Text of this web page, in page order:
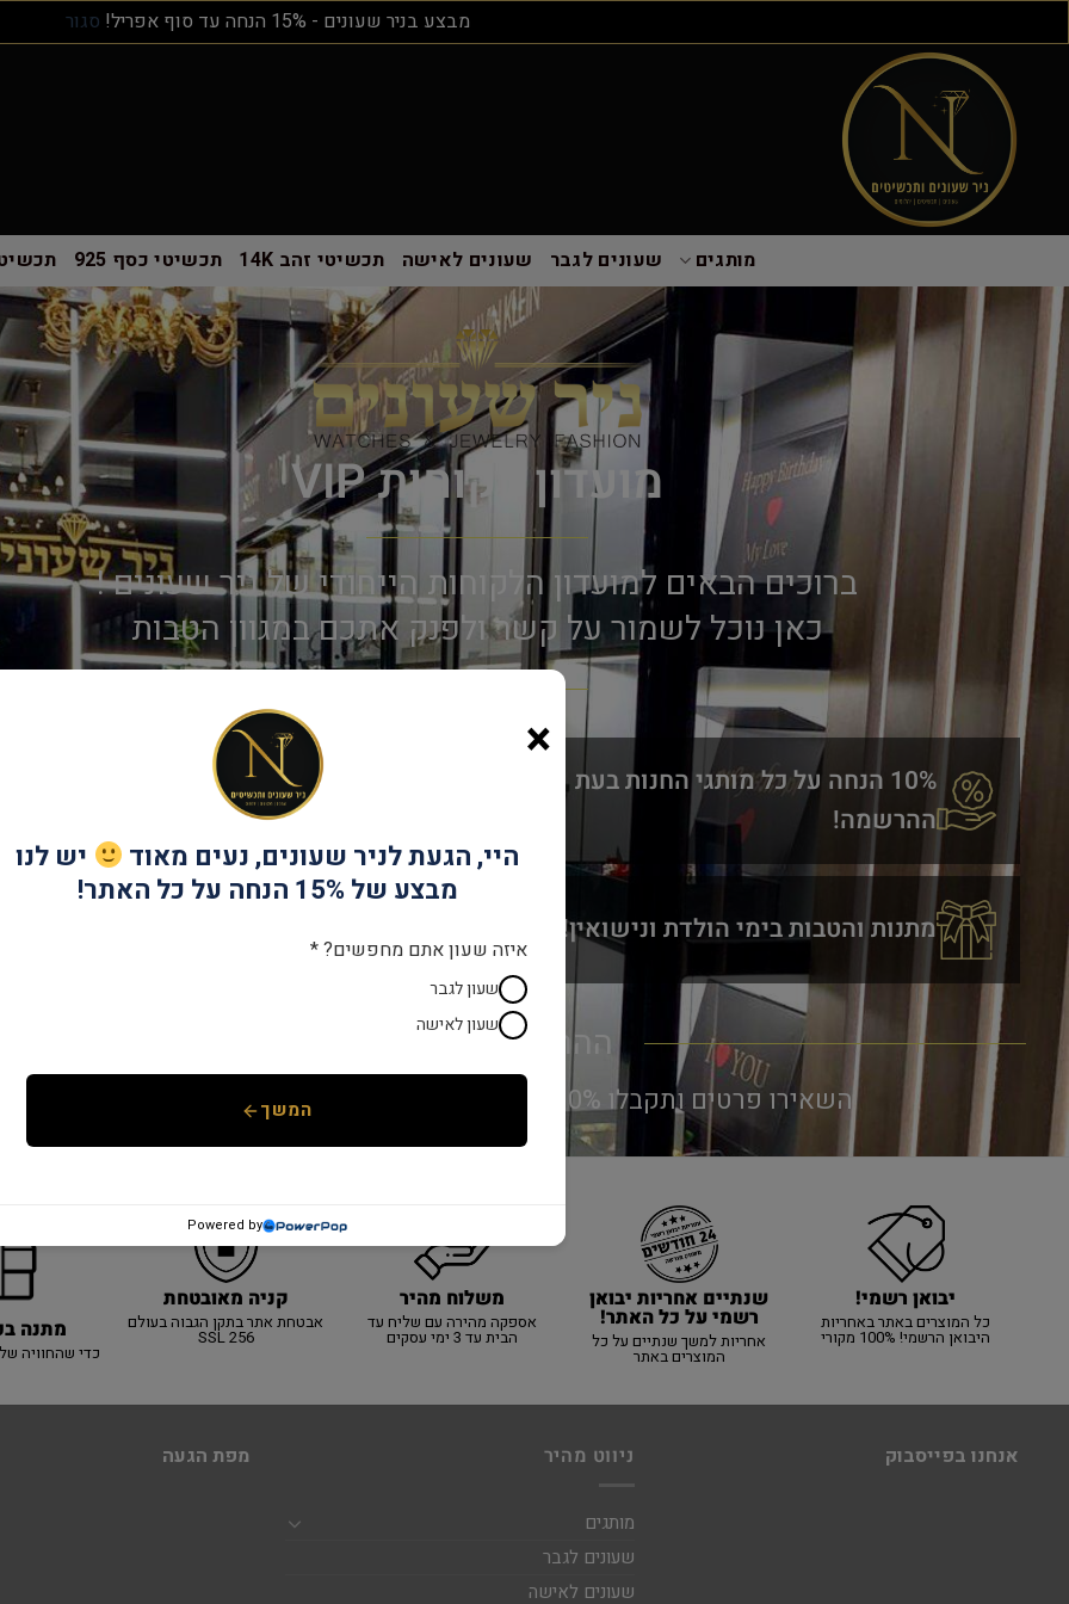
מבצע בניר שעונים - 15% הנחה עד סוף אפריל! סגור
מותגים שעונים לגבר שעונים לאישה תכשיטי זהב 14K תכשיטי כסף 925
מועדון לקוחות VIP
ברוכים הבאים למועדון הלקוחות הייחודי של ניר שעונים !
כאן נוכל לשמור על קשר ולפנק אתכם במגוון הטבות
10% הנחה על כל מותגי החנות בעת
ההרשמה!
הנחות בחנות האינטרנטית!
מתנות והטבות בימי הולדת ונישואין!
ההרשמה ללא עלות!
השאירו פרטים ותקבלו 10% הנחה ברכישה של כל אחד ממותגי החנות!
יבואן רשמי!
כל המוצרים באתר באחריות
היבואן הרשמי! 100% מקורי
שנתיים אחריות יבואן
רשמי על כל האתר!
אחריות למשך שנתיים על כל
המוצרים באתר
משלוח מהיר
אספקה מהירה עם שליח עד
הבית עד 3 ימי עסקים
קניה מאובטחת
אבטחת אתר בתקן הגבוה בעולם
SSL 256 מתנה
כדי שהחוויה
אנחנו בפייסבוק ניווט מהיר
מותגים
שעונים לגבר
שעונים לאישה
מפת הגעה
×
היי, הגעת לניר שעונים, נעים מאוד
יש לנו
מבצע של 15% הנחה על כל האתר!
איזה שעון אתם מחפשים? *
שעון לגבר
שעון לאישה
המשך
Powered by